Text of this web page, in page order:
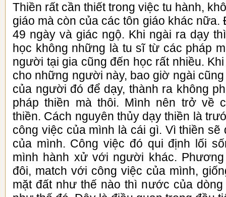
Thiền rất cần thiết trong việc tu hành,
giáo mà còn của các tôn giáo khác nữa.
49 ngày và giác ngộ. Khi ngài ra dạy
học không những là tu sĩ từ các pháp
người tại gia cũng đến học rất nhiều.
cho những người này, bao giờ ngài
của người đó để dạy, thành ra không
pháp thiền mà thôi. Mình nên trở về
thiền. Cách nguyên thủy dạy thiền là
công việc của mình là cái gì. Vì thiền
của mình. Công việc đó qui định lối
mình hành xử với người khác.
đôi, match với công việc của mình,
mặt đất như thế nào thì nước của